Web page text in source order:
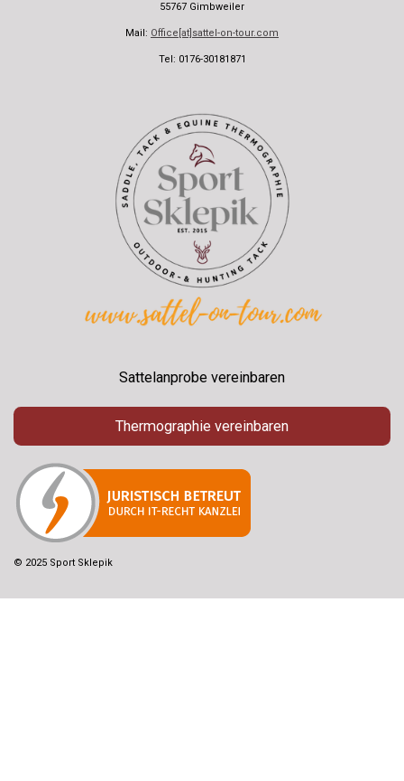
55767 Gimbweiler
Mail: Office[at]sattel-on-tour.com
Tel: 0176-30181871
Sattelanprobe vereinbaren
Thermographie vereinbaren
© 2025 Sport Sklepik